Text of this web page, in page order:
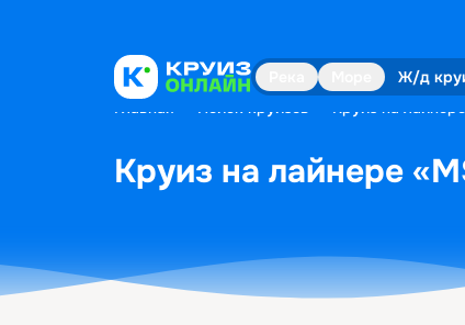
Ж/д
Главная Поиск круизов Круиз на
Круиз на лайнере